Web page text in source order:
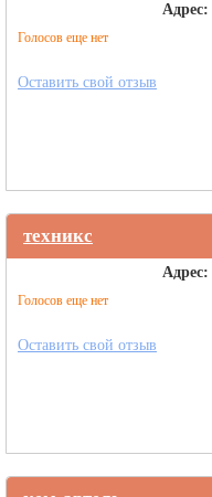
Голосов еще нет
Адрес:
Оставить свой отзыв
техникс
Голосов еще нет
Адрес:
Оставить свой отзыв